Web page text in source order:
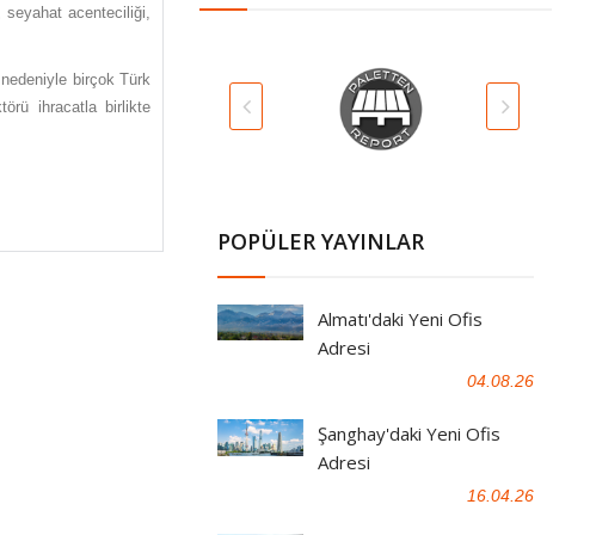
seyahat acenteciliği,
nedeniyle birçok Türk
ihracatla birlikte
POPÜLER YAYINLAR
Almatı'daki Yeni Ofis
Adresi
04.08.26
Şanghay'daki Yeni Ofis
Adresi
16.04.26